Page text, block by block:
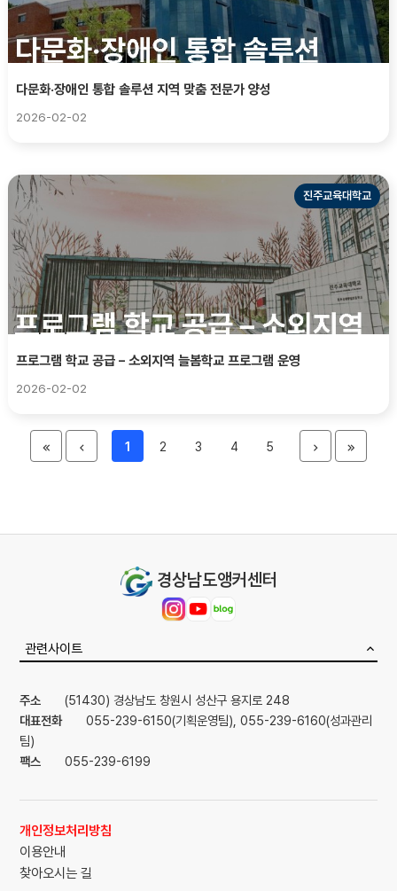
다문화·장애인 통합 솔루션 지역 맞춤 전문가 양성
2026-02-02
진주교육대학교
프로그램 학교 공급 – 소외지역 늘봄학교 프로그램 운영
2026-02-02
처 이 1 2 3 4 5 다 마
경상남도앵커센터
관련사이트
주소
(51430) 경상남도 창원시 성산구 용지로 248
대표전화
055-239-6150(기획운영팀), 055-239-6160(성과관리
팀)
팩스
055-239-6199
개인정보처리방침
이용안내
찾아오시는 길